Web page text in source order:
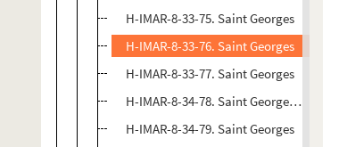
H-IMAR-8-33-75. Saint Georges
H-IMAR-8-33-76. Saint Georges
H-IMAR-8-33-77. Saint Georges
H-IMAR-8-34-78. Saint Georges, reliquaire
H-IMAR-8-34-79. Saint Georges